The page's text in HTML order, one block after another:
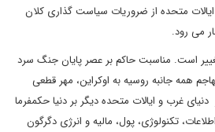
متحده از ضروریات سیاست گذاری کلان
می رود.
است. مناسبت حاکم بر عصر پایان جنگ سرد
همه جانبه روسیه به اوکراین، مهر قطعی
غرب و ایالات متحده دیگر بر دنیا حکمفرما
تکنولوژی، پول، مالیه و انرژی دگرگون